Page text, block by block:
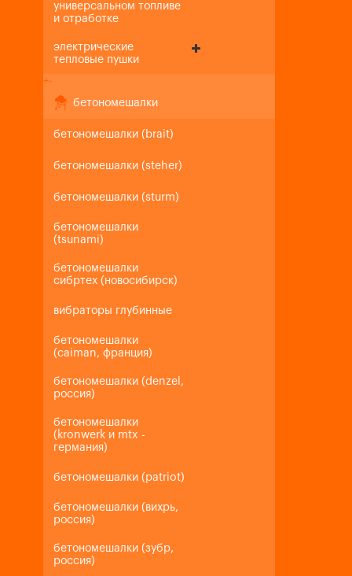
универсальном топливе
и отработке
электрические
тепловые пушки
+-
бетономешалки
бетономешалки (brait)
бетономешалки (steher)
бетономешалки (sturm)
бетономешалки
(tsunami)
бетономешалки
сибртех (новосибирск)
вибраторы глубинные
бетономешалки
(caiman, франция)
бетономешалки (denzel,
россия)
бетономешалки
(kronwerk и mtx -
германия)
бетономешалки (patriot)
бетономешалки (вихрь,
россия)
бетономешалки (зубр,
россия)